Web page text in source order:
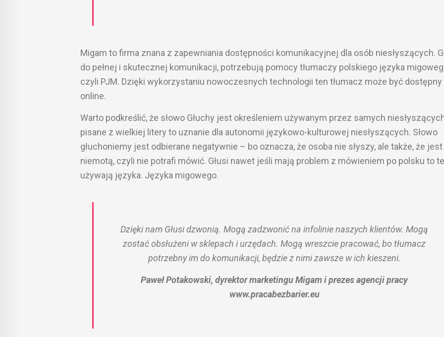
Migam to firma znana z zapewniania dostępności komunikacyjnej dla osób niesłyszących.
do pełnej i skutecznej komunikacji, potrzebują pomocy tłumaczy polskiego języka
czyli PJM. Dzięki wykorzystaniu nowoczesnych technologii ten tłumacz może być dostępny
online.
Warto podkreślić, że słowo Głuchy jest określeniem używanym przez samych
pisane z wielkiej litery to uznanie dla autonomii językowo-kulturowej niesłyszących. Słowo
głuchoniemy jest odbierane negatywnie – bo oznacza, że osoba nie słyszy, ale także, że jest
niemotą, czyli nie potrafi mówić. Głusi nawet jeśli mają problem z mówieniem po polsku to
używają języka. Języka migowego.
Dzięki nam Głusi dzwonią. Mogą zadzwonić na infolinie naszych klientów. Mogą
zostać obsłużeni w sklepach i urzędach. Mogą wreszcie pracować, bo tłumacz
potrzebny im do komunikacji, będzie z nimi zawsze w ich kieszeni.
Paweł Potakowski, dyrektor marketingu Migam i prezes agencji pracy
www.pracabezbarier.eu